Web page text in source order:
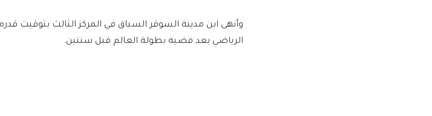
الرياضي بعد فضية بطولة العالم قبل سنتين.